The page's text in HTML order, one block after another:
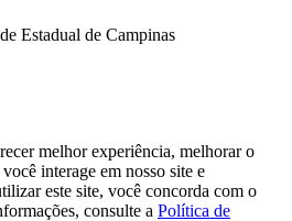
Estadual de Campinas
melhor experiência, melhorar o
interage em nosso site e
este site, você concorda com o
consulte a Política de